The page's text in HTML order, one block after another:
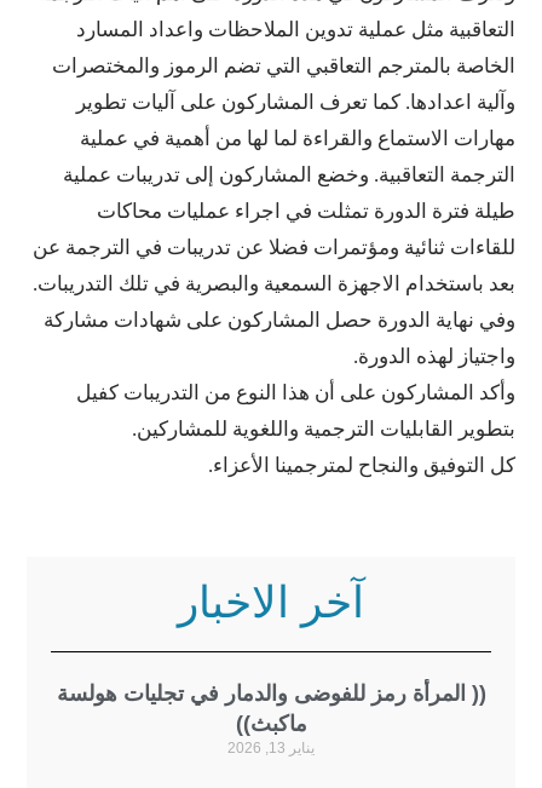
مثل عملية تدوين الملاحظات واعداد المسارد
بالمترجم التعاقبي التي تضم الرموز والمختصرات
كما تعرف المشاركون على آليات تطوير
الاستماع والقراءة لما لها من أهمية في عملية
التعاقبية. وخضع المشاركون إلى تدريبات عملية
الدورة تمثلت في اجراء عمليات محاكات
ثنائية ومؤتمرات فضلا عن تدريبات في الترجمة عن
الاجهزة السمعية والبصرية في تلك التدريبات.
الدورة حصل المشاركون على شهادات مشاركة
لهذه الدورة.
على أن هذا النوع من التدريبات كفيل
القابليات الترجمية واللغوية للمشاركين.
والنجاح لمترجمينا الأعزاء.
آخر الاخبار
رمز للفوضى والدمار في تجليات هولسة